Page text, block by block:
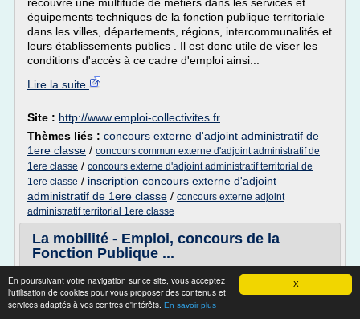
X
En poursuivant votre navigation sur ce site, vous acceptez
l'utilisation de cookies pour vous proposer des contenus et
services adaptés à vos centres d'intérêts. En savoir plus
équipements techniques de la fonction publique territoriale
dans les villes, départements, régions, intercommunalités et
leurs établissements publics . Il est donc utile de viser les
conditions d'accès à ce cadre d'emploi ainsi...
Lire la suite
Site : http://www.emploi-collectivites.fr
Thèmes liés : concours externe d'adjoint administratif de
1ere classe / concours commun externe d'adjoint administratif de
1ere classe / concours externe d'adjoint administratif territorial de
1ere classe / inscription concours externe d'adjoint
administratif de 1ere classe / concours externe adjoint
administratif territorial 1ere classe
La mobilité - Emploi, concours de la
Fonction Publique ...
La loi 2009 fait de la mobilité un droit des fonctionnaires.
Où en est-on aujourd'hui? Changer de poste, d'emploi ou,
surtout, de fonction publique n'est pas une démarche